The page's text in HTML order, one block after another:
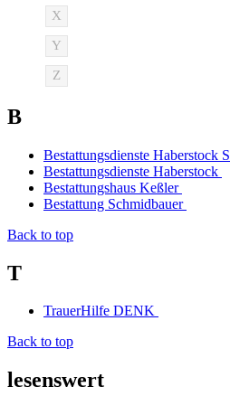
X
Y
Z
B
Bestattungsdienste Haberstock
Bestattungsdienste Haberstock
Bestattungshaus Keßler
Bestattung Schmidbauer
Back to top
T
TrauerHilfe DENK
Back to top
lesenswert